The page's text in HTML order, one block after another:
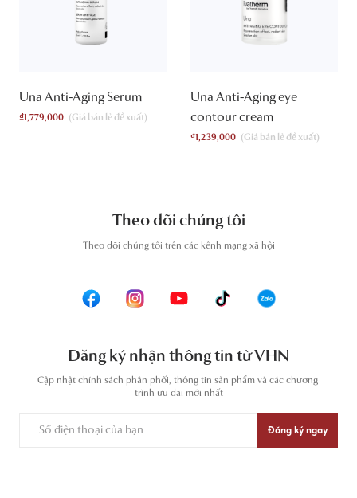
Una Anti-Aging Serum
₫1,779,000
Una Anti-Aging eye
contour cream
₫1,239,000
Theo dõi chúng tôi
Theo dõi chúng tôi trên các kênh mạng xã hội
Đăng ký nhận thông tin từ VHN
Cập nhật chính sách phân phối, thông tin sản phẩm và các chương
trình ưu đãi mới nhất
Đăng ký ngay